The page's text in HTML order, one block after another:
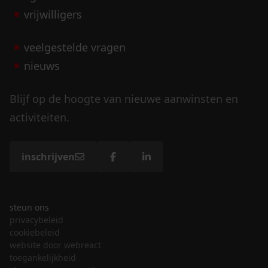
vrijwilligers
veelgestelde vragen
nieuws
Blijf op de hoogte van nieuwe aanwinsten en
activiteiten.
inschrijven
steun ons
privacybeleid
cookiebeleid
website door webreact
toegankelijkheid